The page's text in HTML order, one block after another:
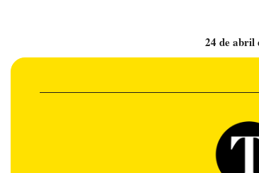
24 de abril